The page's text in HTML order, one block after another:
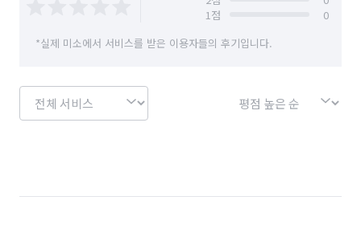
1점
0
*실제 미소에서 서비스를 받은 이용자들의 후기입니다.